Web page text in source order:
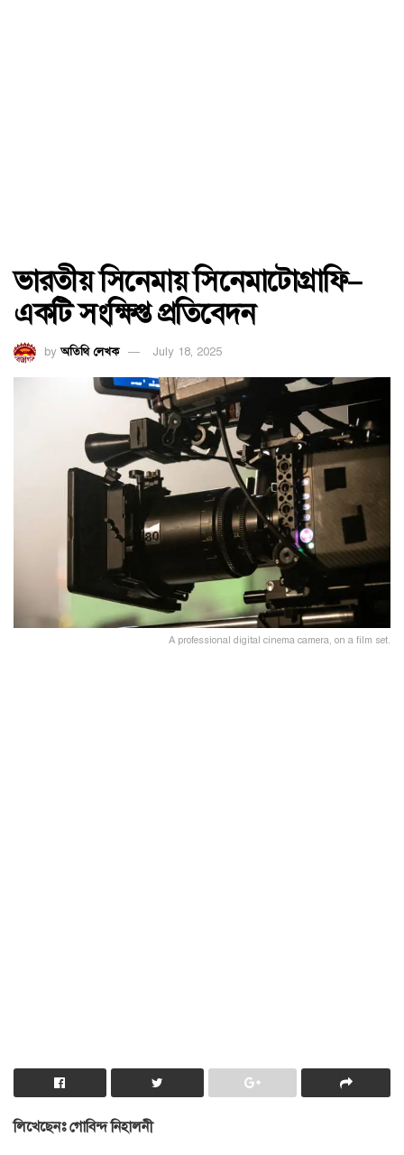
ভারতীয় সিনেমায় সিনেমাটোগ্রাফি–
একটি সংক্ষিপ্ত প্রতিবেদন
by অতিথি লেখক July 18, 2025
A professional digital cinema camera, on a film set.
লিখেছেনঃ গোবিন্দ নিহালনী